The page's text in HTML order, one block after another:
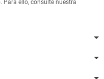
Para ello, consulte nuestra